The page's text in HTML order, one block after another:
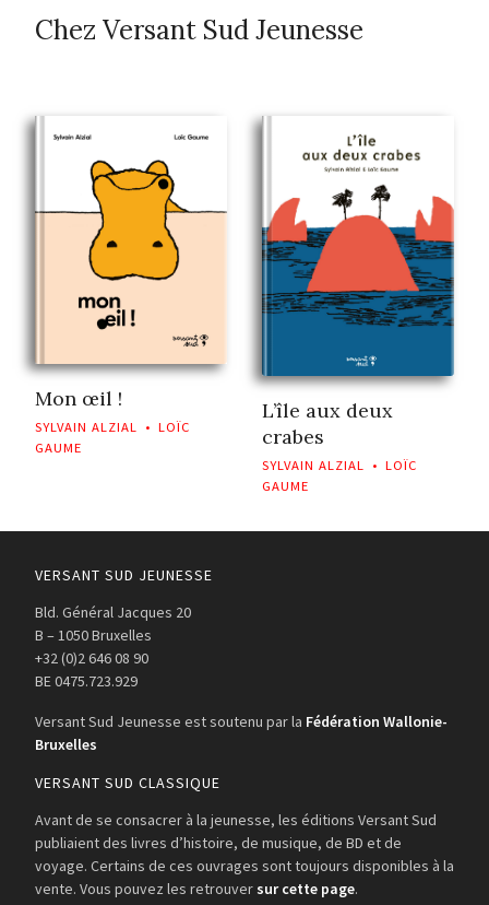
Chez Versant Sud Jeunesse
Mon œil !
SYLVAIN ALZIAL • LOÏC
GAUME
L’île aux deux
crabes
SYLVAIN ALZIAL • LOÏC
GAUME
VERSANT SUD JEUNESSE
Bld. Général Jacques 20
B – 1050 Bruxelles
+32 (0)2 646 08 90
BE 0475.723.929
Versant Sud Jeunesse est soutenu par la Fédération Wallonie-
Bruxelles
VERSANT SUD CLASSIQUE
Avant de se consacrer à la jeunesse, les éditions Versant Sud
publiaient des livres d’histoire, de musique, de BD et de
voyage. Certains de ces ouvrages sont toujours disponibles à la
vente. Vous pouvez les retrouver sur cette page.